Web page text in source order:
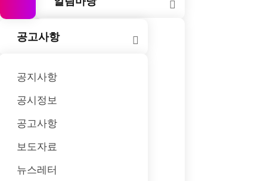
글로벌
허브도시
큰 족적을 남기고
있습니다.
허브도시
부산!
관광, 맛집,
교통 정보를
소개합니다.
모집합니다!
축제소개
공고사항
공지사항
공시정보
공고사항
보도자료
뉴스레터
목록
게시판 옵션